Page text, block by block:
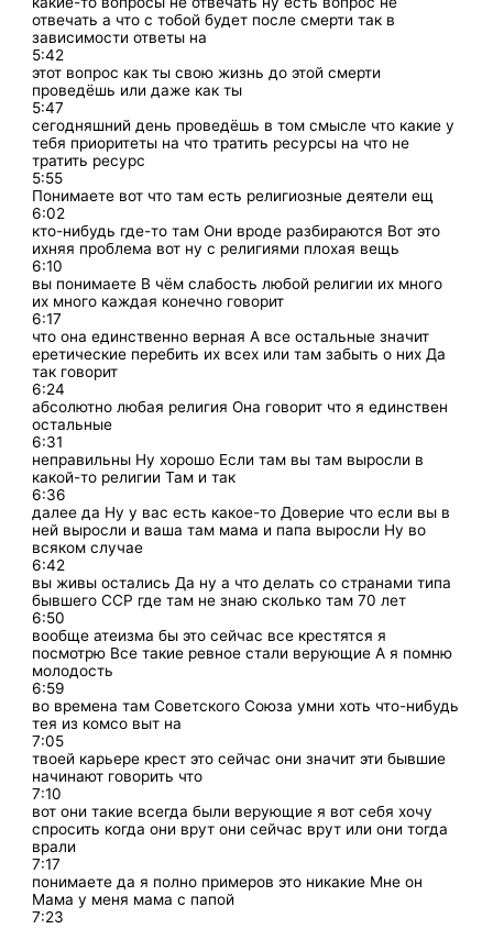
отвечать а что с тобой будет после смерти так в
зависимости ответы на
5:42
этот вопрос как ты свою жизнь до этой смерти
проведёшь или даже как ты
5:47
сегодняшний день проведёшь в том смысле что какие у
тебя приоритеты на что тратить ресурсы на что не
тратить ресурс
5:55
Понимаете вот что там есть религиозные деятели ещ
6:02
кто-нибудь где-то там Они вроде разбираются Вот это
ихняя проблема вот ну с религиями плохая вещь
6:10
вы понимаете В чём слабость любой религии их много
их много каждая конечно говорит
6:17
что она единственно верная А все остальные значит
еретические перебить их всех или там забыть о них Да
так говорит
6:24
абсолютно любая религия Она говорит что я единствен
остальные
6:31
неправильны Ну хорошо Если там вы там выросли в
какой-то религии Там и так
6:36
далее да Ну у вас есть какое-то Доверие что если вы в
ней выросли и ваша там мама и папа выросли Ну во
всяком случае
6:42
вы живы остались Да ну а что делать со странами типа
бывшего ССР где там не знаю сколько там 70 лет
6:50
вообще атеизма бы это сейчас все крестятся я
посмотрю Все такие ревное стали верующие А я помню
молодость
6:59
во времена там Советского Союза умни хоть что-нибудь
тея из комсо выт на
7:05
твоей карьере крест это сейчас они значит эти бывшие
начинают говорить что
7:10
вот они такие всегда были верующие я вот себя хочу
спросить когда они врут они сейчас врут или они тогда
врали
7:17
понимаете да я полно примеров это никакие Мне он
Мама у меня мама с папой
7:23